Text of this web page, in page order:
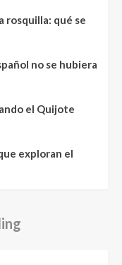
rosquilla: qué se
no se hubiera
el Quijote
exploran el